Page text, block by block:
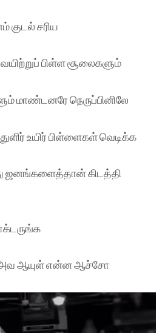
குடல் சரிய
பிள்ள சூலைகளும்
மாண்டனரே நெருப்பினிலே
உயிர் பிள்ளைகள் வெடிக்க
ஜனங்களைத்தான் கிடத்தி
அவ ஆயுள் என்ன ஆச்சோ